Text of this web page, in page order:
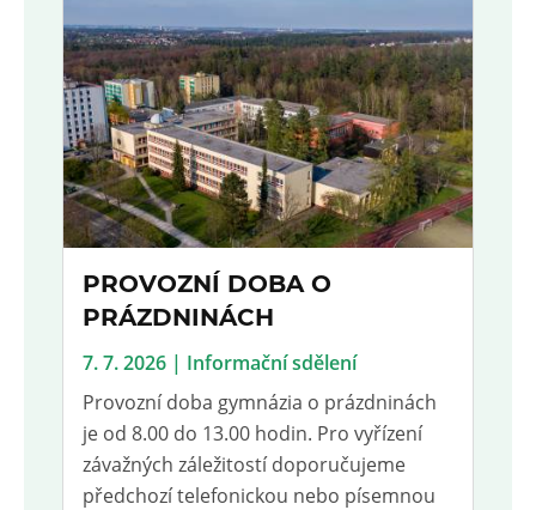
PROVOZNÍ DOBA O
PRÁZDNINÁCH
7. 7. 2026 | Informační sdělení
Provozní doba gymnázia o prázdninách
je od 8.00 do 13.00 hodin. Pro vyřízení
závažných záležitostí doporučujeme
předchozí telefonickou nebo písemnou